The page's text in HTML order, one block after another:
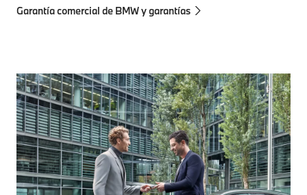
Garantía comercial de BMW y garantías